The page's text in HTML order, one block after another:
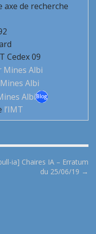
axe de recherche
Cedex 09
l’IMT
ia] Chaires IA – Erratum
du 25/06/19 →